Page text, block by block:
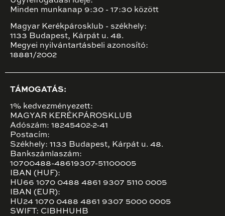
Minden munkanap 9:30 - 17:30 között
Magyar Kerékpárosklub - székhely:
1133 Budapest, Kárpát u. 48.
Megyei nyilvántartásbeli azonosító:
18881/2002
TÁMOGATÁS:
1% kedvezményezett:
MAGYAR KERÉKPÁROSKLUB
Adószám: 18245402-2-41
Postacím:
Székhely: 1133 Budapest, Kárpát u. 48.
Bankszámlaszám:
10700488-48619307-51100005
IBAN (HUF):
HU66 1070 0488 4861 9307 5110 0005
IBAN (EUR):
HU24 1070 0488 4861 9307 5000 0005
SWIFT: CIBHHUHB